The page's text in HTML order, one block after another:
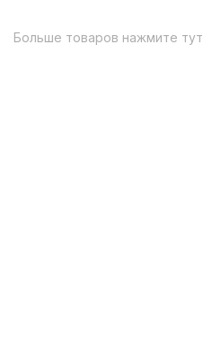
Больше товаров нажмите тут